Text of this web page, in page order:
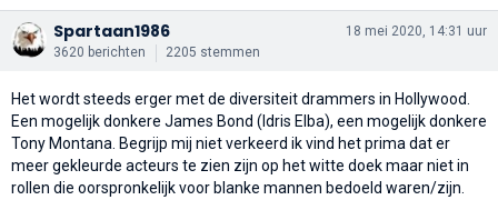
Spartaan1986
3620 berichten 2205 stemmen
18 mei 2020, 14:31 uur
Het wordt steeds erger met de diversiteit drammers in Hollywood.
Een mogelijk donkere James Bond (Idris Elba), een mogelijk donkere
Tony Montana. Begrijp mij niet verkeerd ik vind het prima dat er
meer gekleurde acteurs te zien zijn op het witte doek maar niet in
rollen die oorspronkelijk voor blanke mannen bedoeld waren/zijn.